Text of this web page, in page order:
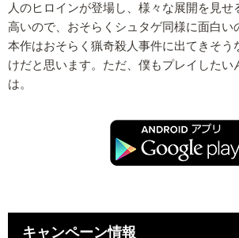
人のヒロインが登場し、様々な展開を見せ
高いので、おそらくシュタゲ同様に面白い
本作はおそらく猟奇殺人事件に出てきそう
けだと思います。ただ、僕もプレイしたい
は。
キャンペーン情報